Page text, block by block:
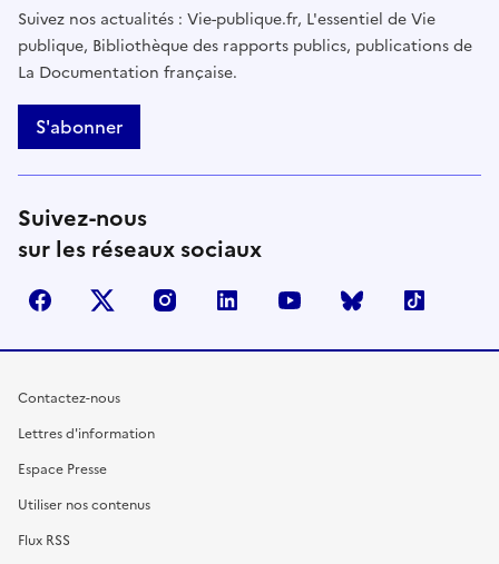
Suivez nos actualités : Vie-publique.fr, L'essentiel de Vie
publique, Bibliothèque des rapports publics, publications de
La Documentation française.
S'abonner
Suivez-nous
sur les réseaux sociaux
facebook X (anciennement Twitter)
instagramlinkedin youtube Bluesky
Contactez-nous
Lettres d'information
Espace Presse
Utiliser nos contenus
Flux RSS